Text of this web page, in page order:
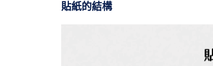
貼紙的結構